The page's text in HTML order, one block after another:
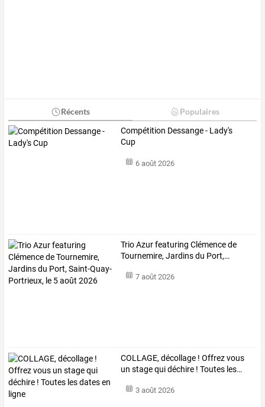
Récents Populaires
Compétition Dessange - Lady's
Cup
6 août 2026
TrioAzurfeaturing Clémencede
Tournemire, Jardinsdu Port,…
7 août 2026
COLLAGE, décollage ! Offrezvous
un stagequidéchire ! Toutes les…
3 août 2026